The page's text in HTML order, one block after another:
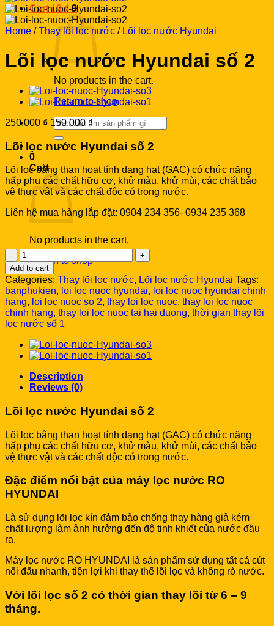
Cart /0₫ 0
No products in the cart.
Return to shop
Search
for:
0
Cart
No products in the cart.
Return to shop
Home / Thay lõi lọc nước / Lõi lọc nước Hyundai
Lõi lọc nước Hyundai số 2
250.000₫ Original
price
was:
250.000 ₫.
150.000 ₫Current
price
is:
150.000 ₫.
Lõi lọc nước Hyundai số 2
Lõi lọc bằng than hoạt tính dạng hạt (GAC) có chức năng
hấp phụ các chất hữu cơ, khử màu, khử mùi, các chất bảo
vệ thực vật và các chất độc có trong nước.
Liên hệ mua hàng lắp đặt: 0904 234 356- 0934 235 368
Lõi
lọc
nước
Hyundai
số
2
quantity
Add to cart
Categories: Thay lõi lọc nước, Lõi lọc nước Hyundai Tags:
banphukien, loi loc nuoc hyundai, loi loc nuoc hyundai chinh
hang, loi loc nuoc so 2, thay loi loc nuoc, thay loi loc nuoc
chinh hang, thay loi loc nuoc tai hai duong, thời gian thay lõi
lọc nước số 1
Description
Reviews (0)
Lõi lọc nước Hyundai số 2
Lõi lọc bằng than hoạt tính dạng hạt (GAC) có chức năng
hấp phụ các chất hữu cơ, khử màu, khử mùi, các chất bảo
vệ thực vật và các chất độc có trong nước.
Đặc điểm nổi bật của máy lọc nước RO
HYUNDAI
Là sử dụng lõi lọc kín đảm bảo chống thay hàng giả kém
chất lượng làm ảnh hưởng đến độ tinh khiết của nước đầu
ra.
Máy lọc nước RO HYUNDAI là sản phẩm sử dụng tất cả cút
nối đấu nhanh, tiện lợi khi thay thế lõi lọc và không rò nước.
Với lõi lọc số 2 có thời gian thay lõi từ 6 – 9
tháng.